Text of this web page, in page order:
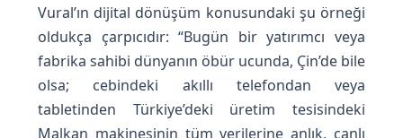
Vural’ın dijital dönüşüm konusundaki şu örneği
oldukça çarpıcıdır: “Bugün bir yatırımcı veya
fabrika sahibi dünyanın öbür ucunda, Çin’de bile
olsa; cebindeki akıllı telefondan veya
tabletinden Türkiye’deki üretim tesisindeki
Malkan makinesinin tüm verilerine anlık, canlı